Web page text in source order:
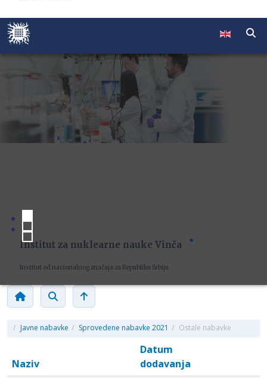
Institut za nuklearne nauke Vinča
Institut od nacionalnog značaja za Republiku Srbiju
/ Javne nabavke / Sprovedene nabavke 2021 / Ostale nabavke
Naziv
Datum
dodavanja